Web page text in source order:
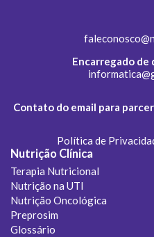
Encarregado de
Contato do email para
Política de
Nutrição Clínica
Terapia Nutricional
Nutrição na UTI
Nutrição Oncológica
Preprosim
Glossário